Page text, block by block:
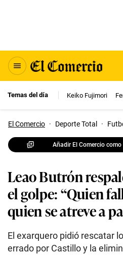
Temas del día Keiko Fujimori
El Comercio · Deporte Total ·
Añadir El Comercio
Leao Butrón
el golpe: “Quien
quien se atreve a
El exarquero pidió rescatar
errado por Castillo y la